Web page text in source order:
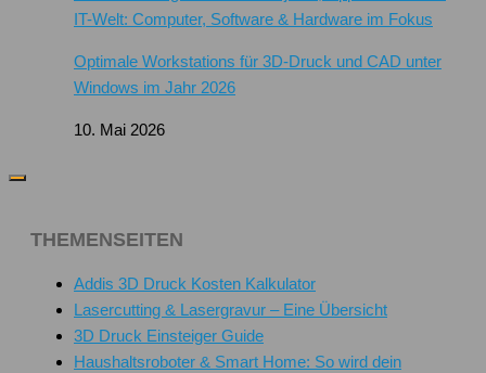
IT-Welt: Computer, Software & Hardware im Fokus
Optimale Workstations für 3D-Druck und CAD unter
Windows im Jahr 2026
10. Mai 2026
THEMENSEITEN
Addis 3D Druck Kosten Kalkulator
Lasercutting & Lasergravur – Eine Übersicht
3D Druck Einsteiger Guide
Haushaltsroboter & Smart Home: So wird dein